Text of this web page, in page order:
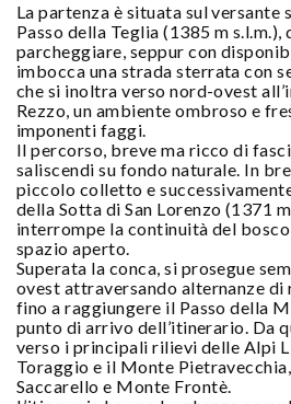
La partenza è situata sul versante
Passo della Teglia (1385 m s.l.m.),
parcheggiare, seppur con
imbocca una strada sterrata con
che si inoltra verso nord-ovest
Rezzo, un ambiente ombroso e
imponenti faggi.
Il percorso, breve ma ricco di
saliscendi su fondo naturale. In
piccolo colletto e
della Sotta di San Lorenzo (1371
interrompe la continuità del
spazio aperto.
Superata la conca, si prosegue
ovest attraversando alternanze
fino a raggiungere il Passo della
punto di arrivo dell’itinerario. Da
verso i principali rilievi delle Alpi
Toraggio e il Monte
Saccarello e Monte Frontè.